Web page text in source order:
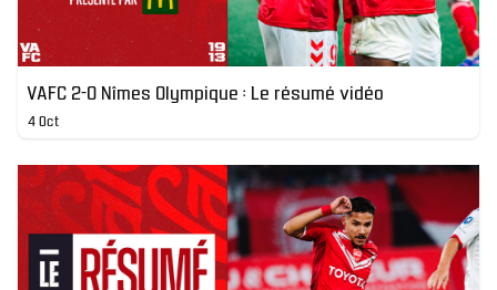
VAFC 2-0 Nîmes Olympique : Le résumé vidéo
4 Oct